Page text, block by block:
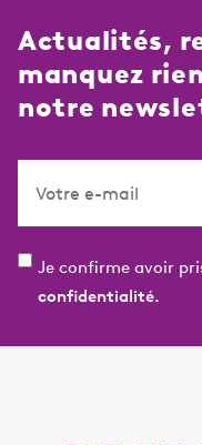
Actualités,
manquez
notre
Je confirme avoir
confidentialité.